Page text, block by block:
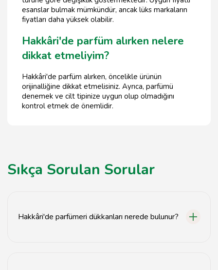
esanslar bulmak mümkündür, ancak lüks markaların
fiyatları daha yüksek olabilir.
Hakkâri'de parfüm alırken nelere
dikkat etmeliyim?
Hakkâri'de parfüm alırken, öncelikle ürünün
orijinalliğine dikkat etmelisiniz. Ayrıca, parfümü
denemek ve cilt tipinize uygun olup olmadığını
kontrol etmek de önemlidir.
Sıkça Sorulan Sorular
Hakkâri'de parfümeri dükkanları nerede bulunur?